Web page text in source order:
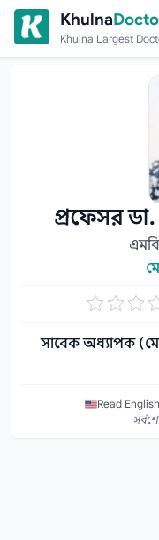
Skip to content
Khulna
Khulna Largest
প্রফেসর
সাবেক অধ্যাপক
Read English